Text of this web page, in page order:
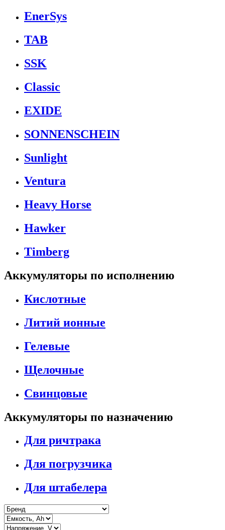
EnerSys
TAB
SSK
Classic
EXIDE
SONNENSCHEIN
Sunlight
Ventura
Heavy Horse
Hawker
Timberg
Аккумуляторы по исполнению
Кислотные
Литий ионные
Гелевые
Щелочные
Свинцовые
Аккумуляторы по назначению
Для ричтрака
Для погрузчика
Для штабелера